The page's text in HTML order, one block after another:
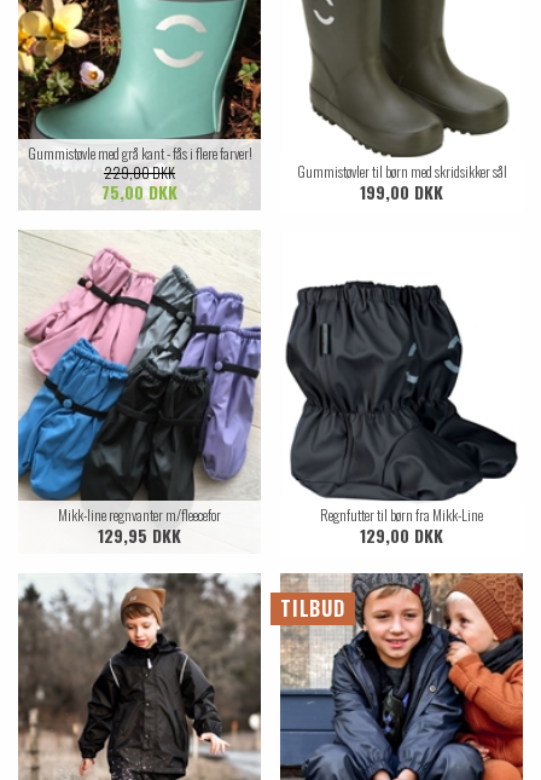
Gummistøvle med grå kant - fås i flere farver!
229,00 DKK
75,00 DKK
Gummistøvler til børn med skridsikker sål
199,00 DKK
Mikk-line regnvanter m/fleecefor
129,95 DKK
Regnfutter til børn fra Mikk-Line
129,00 DKK
TILBUD